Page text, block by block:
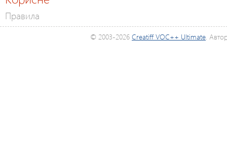
Правила
© 2003-2026 Creatiff VOC++ Ultimate.